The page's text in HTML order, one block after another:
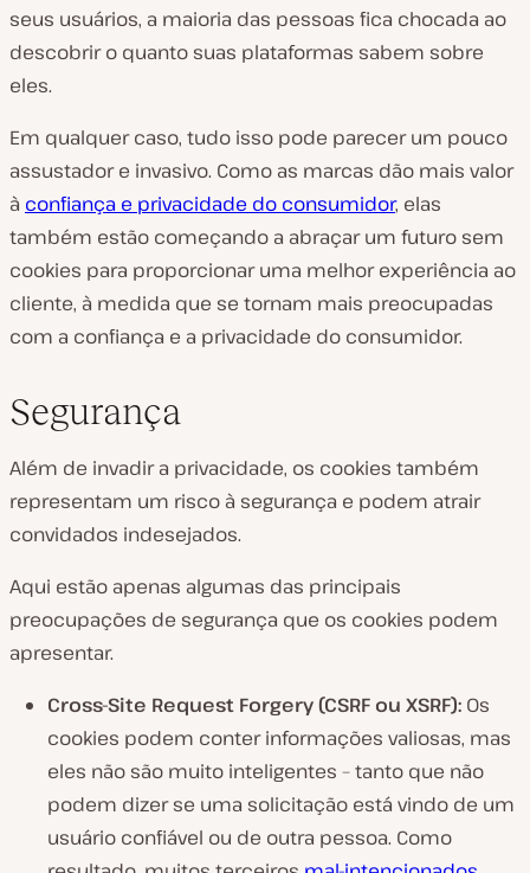
seus usuários, a maioria das pessoas fica chocada ao
descobrir o quanto suas plataformas sabem sobre
eles.
Em qualquer caso, tudo isso pode parecer um pouco
assustador e invasivo. Como as marcas dão mais valor
à confiança e privacidade do consumidor, elas
também estão começando a abraçar um futuro sem
cookies para proporcionar uma melhor experiência ao
cliente, à medida que se tornam mais preocupadas
com a confiança e a privacidade do consumidor.
Segurança
Além de invadir a privacidade, os cookies também
representam um risco à segurança e podem atrair
convidados indesejados.
Aqui estão apenas algumas das principais
preocupações de segurança que os cookies podem
apresentar.
Cross-Site Request Forgery (CSRF ou XSRF): Os
cookies podem conter informações valiosas, mas
eles não são muito inteligentes – tanto que não
podem dizer se uma solicitação está vindo de um
usuário confiável ou de outra pessoa. Como